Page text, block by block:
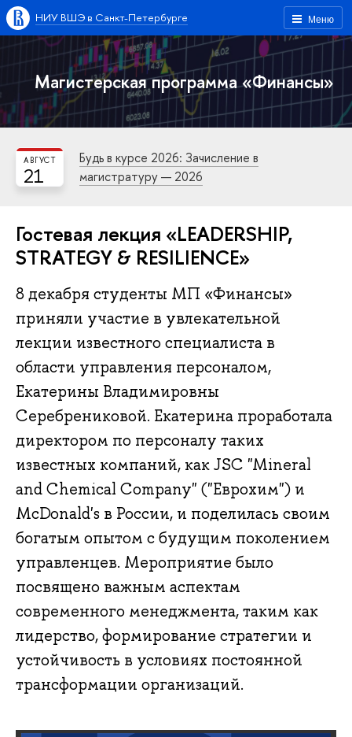
Меню
НИУ ВШЭ в Санкт-Петербурге
Магистерская программа «Финансы»
21
АВГУСТ
Будь в курсе 2026: Зачисление в
магистратуру — 2026
Гостевая лекция «LEADERSHIP,
STRATEGY & RESILIENCE»
8 декабря студенты МП «Финансы»
приняли участие в увлекательной
лекции известного специалиста в
области управления персоналом,
Екатерины Владимировны
Серебрениковой. Екатерина проработала
директором по персоналу таких
известных компаний, как JSC "Mineral
and Chemical Company" ("Еврохим") и
McDonald's в России, и поделилась своим
богатым опытом с будущим поколением
управленцев. Мероприятие было
посвящено важным аспектам
современного менеджмента, таким как
лидерство, формирование стратегии и
устойчивость в условиях постоянной
трансформации организаций.